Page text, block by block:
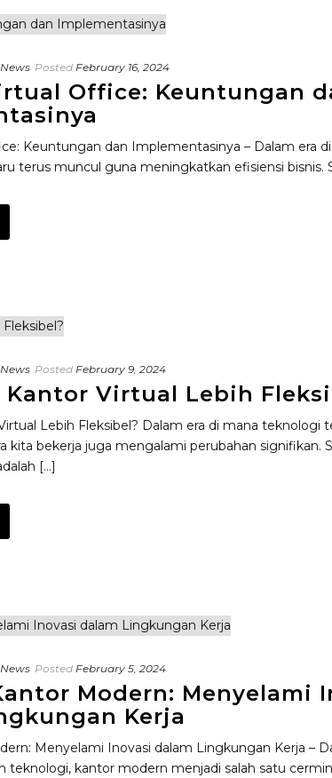
News Posted February 16, 2024
Office: Keuntungan
Keuntungan dan Implementasinya – Dalam era
terus muncul guna meningkatkan efisiensi bisnis.
News Posted February 9, 2024
Kantor Virtual Lebih
Lebih Fleksibel? Dalam era di mana teknologi
kita bekerja juga mengalami perubahan signifikan.
[...]
News Posted February 5, 2024
Modern: Menyelami
Kerja
Menyelami Inovasi dalam Lingkungan Kerja –
teknologi, kantor modern menjadi salah satu